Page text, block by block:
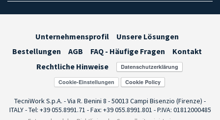
Unternehmensprofil
Unsere Lösungen
Bestellungen
AGB FAQ - Häufige Fragen
Kontakt
Rechtliche Hinweise
Cookie-Einstellungen
TecniWork S.p.A. - Via R. Benini 8 - 50013 Campi Bisenzio (Firenze) -
ITALY - Tel: +39 055.8991.71 - Fax: +39 055.8991.801 - P.IVA: 01812000485